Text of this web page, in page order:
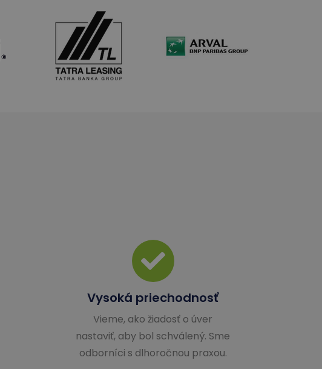
Vysoká priechodnosť
Vieme, ako žiadosť o úver
nastaviť, aby bol schválený. Sme
odborníci s dlhoročnou praxou.